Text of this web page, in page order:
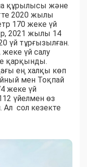
құрылысы және
2020 жылы
170 жеке үй
2021 жылы 14
үй тұрғызылған.
үй салу
қарқынды.
ең халқы көп
мен Тоқпай
жеке үй
үйелмен өз
Ал сол кезекте